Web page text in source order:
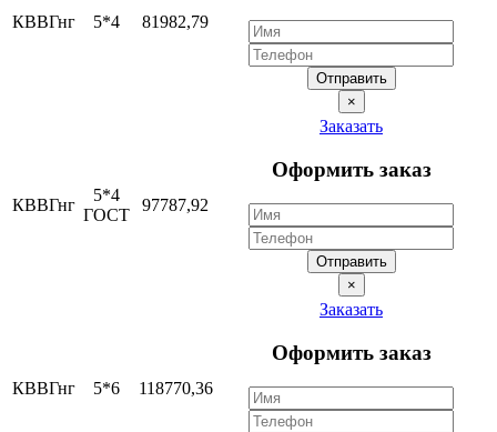
КВВГнг 5*4 81982,79
Отправить
×
КВВГнг
5*4
ГОСТ
97787,92
Заказать
Оформить заказ
Отправить
×
КВВГнг 5*6 118770,36
Заказать
Оформить заказ